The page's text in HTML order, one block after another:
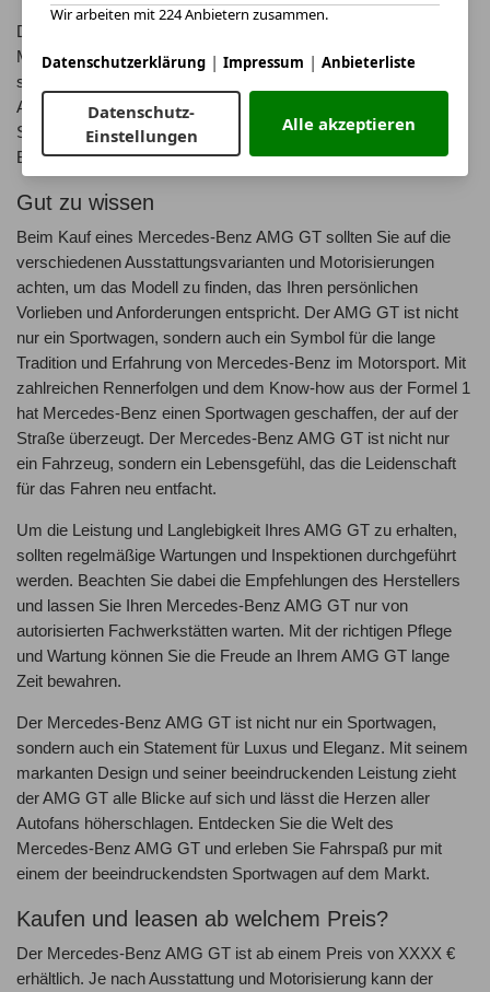
Dank der neuesten Technologien und Innovationen ist der
Mercedes-Benz AMG GT ein Sportwagen der Extraklasse. Mit
seinem kraftvollen Motor und dem präzisen Handling setzt der
AMG GT neue Maßstäbe in der Sportwagenklasse. Entdecken
Sie die beeindruckenden technischen Features des Mercedes-
Benz AMG GT und erleben Sie Fahrspaß pur.
Gut zu wissen
Beim Kauf eines Mercedes-Benz AMG GT sollten Sie auf die
verschiedenen Ausstattungsvarianten und Motorisierungen
achten, um das Modell zu finden, das Ihren persönlichen
Vorlieben und Anforderungen entspricht. Der AMG GT ist nicht
nur ein Sportwagen, sondern auch ein Symbol für die lange
Tradition und Erfahrung von Mercedes-Benz im Motorsport. Mit
zahlreichen Rennerfolgen und dem Know-how aus der Formel 1
hat Mercedes-Benz einen Sportwagen geschaffen, der auf der
Straße überzeugt. Der Mercedes-Benz AMG GT ist nicht nur
ein Fahrzeug, sondern ein Lebensgefühl, das die Leidenschaft
für das Fahren neu entfacht.
Um die Leistung und Langlebigkeit Ihres AMG GT zu erhalten,
sollten regelmäßige Wartungen und Inspektionen durchgeführt
werden. Beachten Sie dabei die Empfehlungen des Herstellers
und lassen Sie Ihren Mercedes-Benz AMG GT nur von
autorisierten Fachwerkstätten warten. Mit der richtigen Pflege
und Wartung können Sie die Freude an Ihrem AMG GT lange
Zeit bewahren.
Der Mercedes-Benz AMG GT ist nicht nur ein Sportwagen,
sondern auch ein Statement für Luxus und Eleganz. Mit seinem
markanten Design und seiner beeindruckenden Leistung zieht
der AMG GT alle Blicke auf sich und lässt die Herzen aller
Autofans höherschlagen. Entdecken Sie die Welt des
Mercedes-Benz AMG GT und erleben Sie Fahrspaß pur mit
einem der beeindruckendsten Sportwagen auf dem Markt.
Kaufen und leasen ab welchem Preis?
Der Mercedes-Benz AMG GT ist ab einem Preis von XXXX €
erhältlich. Je nach Ausstattung und Motorisierung kann der
Wir arbeiten mit 224 Anbietern zusammen.
Datenschutzerklärung | Impressum | Anbieterliste
Datenschutz-
Einstellungen
Alle akzeptieren